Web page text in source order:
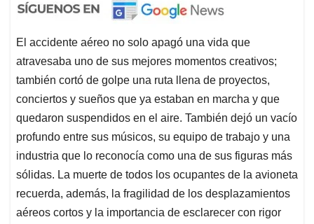
El accidente aéreo no solo apagó una vida que
atravesaba uno de sus mejores momentos creativos;
también cortó de golpe una ruta llena de proyectos,
conciertos y sueños que ya estaban en marcha y que
quedaron suspendidos en el aire. También dejó un vacío
profundo entre sus músicos, su equipo de trabajo y una
industria que lo reconocía como una de sus figuras más
sólidas. La muerte de todos los ocupantes de la avioneta
recuerda, además, la fragilidad de los desplazamientos
aéreos cortos y la importancia de esclarecer con rigor